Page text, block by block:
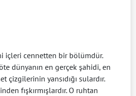
içleri cennetten bir bölümdür.
dünyanın en gerçek şahidi, en
çizgilerinin yansıdığı sulardır.
fışkırmışlardır. O ruhtan